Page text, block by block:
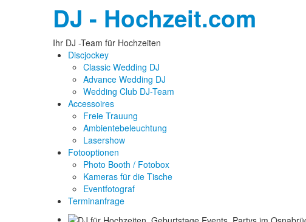
DJ - Hochzeit.com
Ihr DJ -Team für Hochzeiten
Discjockey
Classic Wedding DJ
Advance Wedding DJ
Wedding Club DJ-Team
Accessoires
Freie Trauung
Ambientebeleuchtung
Lasershow
Fotooptionen
Photo Booth / Fotobox
Kameras für die Tische
Eventfotograf
Terminanfrage